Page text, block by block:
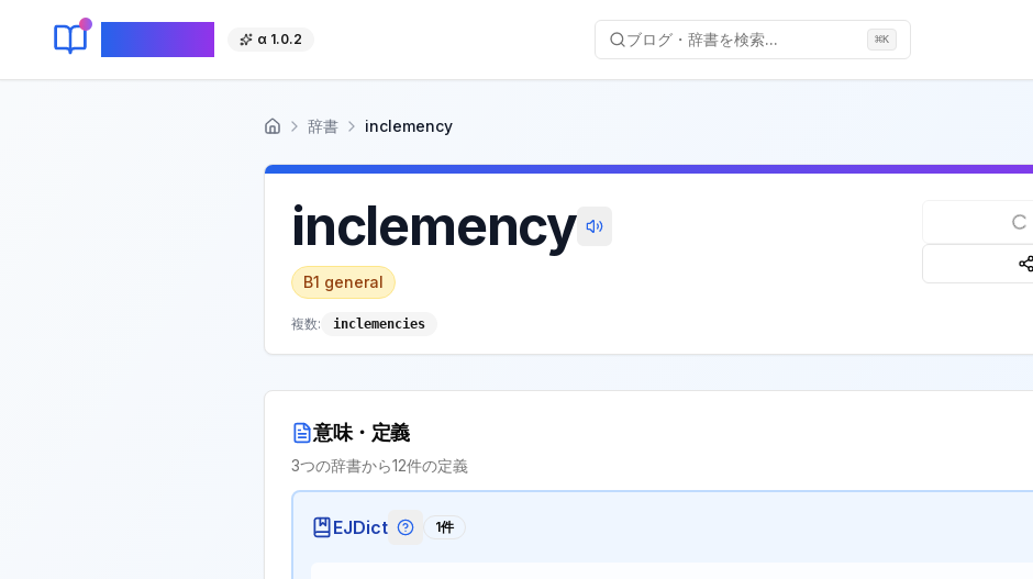
α 1.0.2 ブログ・辞書を検索... ⌘K
ホーム 辞書 inclemency
inclemency
B1 general
複数: inclemencies
意味・定義
3つの辞書から12件の定義
EJDict EJDictの記号説明
1件